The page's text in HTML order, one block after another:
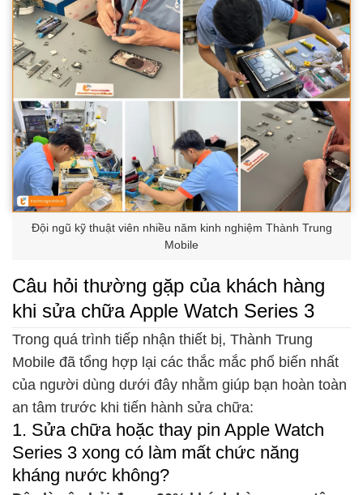
Đội ngũ kỹ thuật viên nhiều năm kinh nghiệm Thành Trung
Mobile
Câu hỏi thường gặp của khách hàng
khi sửa chữa Apple Watch Series 3
Trong quá trình tiếp nhận thiết bị, Thành Trung
Mobile đã tổng hợp lại các thắc mắc phổ biến nhất
của người dùng dưới đây nhằm giúp bạn hoàn toàn
an tâm trước khi tiến hành sửa chữa:
1. Sửa chữa hoặc thay pin Apple Watch
Series 3 xong có làm mất chức năng
kháng nước không?